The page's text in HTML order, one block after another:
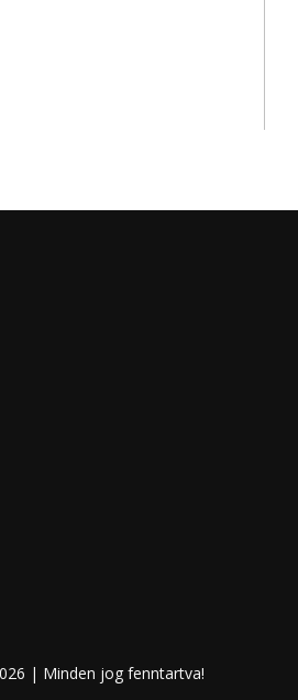
| Minden jog fenntartva!